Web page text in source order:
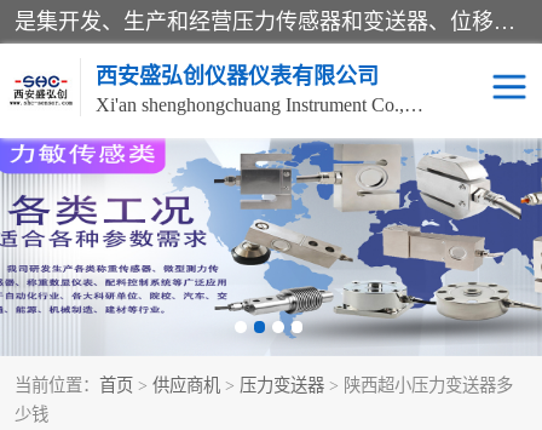
是集开发、生产和经营压力传感器和变送器、位移传感器和变送器、流量传感器和变送器、称重传感器和变送器、测力传感器和变送器、温湿度传感器和变送器、扭矩传感器、智能数显控制仪表等产品的化高新技术企业。
西安盛弘创仪器仪表有限公司
Xi'an shenghongchuang Instrument Co., Ltd
当前位置： 首页 > 供应商机 > 压力变送器 > 陕西超小压力变送器多
少钱
称重传感器 超声波流量计
压力变送器 通用型压力变送器
流量计
位移传感器 差压变送器